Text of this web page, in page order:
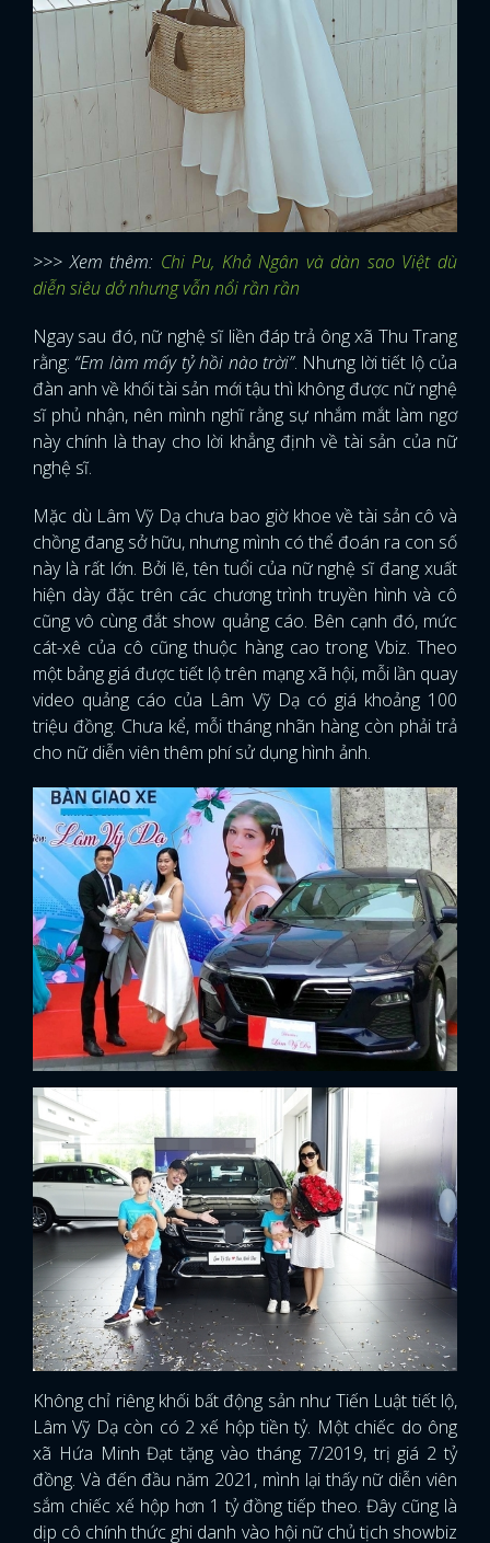
>>> Xem thêm: Chi Pu, Khả Ngân và dàn sao Việt dù
diễn siêu dở nhưng vẫn nổi rần rần
Ngay sau đó, nữ nghệ sĩ liền đáp trả ông xã Thu Trang
rằng: “Em làm mấy tỷ hồi nào trời”. Nhưng lời tiết lộ của
đàn anh về khối tài sản mới tậu thì không được nữ nghệ
sĩ phủ nhận, nên mình nghĩ rằng sự nhắm mắt làm ngơ
này chính là thay cho lời khẳng định về tài sản của nữ
nghệ sĩ.
Mặc dù Lâm Vỹ Dạ chưa bao giờ khoe về tài sản cô và
chồng đang sở hữu, nhưng mình có thể đoán ra con số
này là rất lớn. Bởi lẽ, tên tuổi của nữ nghệ sĩ đang xuất
hiện dày đặc trên các chương trình truyền hình và cô
cũng vô cùng đắt show quảng cáo. Bên cạnh đó, mức
cát-xê của cô cũng thuộc hàng cao trong Vbiz. Theo
một bảng giá được tiết lộ trên mạng xã hội, mỗi lần quay
video quảng cáo của Lâm Vỹ Dạ có giá khoảng 100
triệu đồng. Chưa kể, mỗi tháng nhãn hàng còn phải trả
cho nữ diễn viên thêm phí sử dụng hình ảnh.
Không chỉ riêng khối bất động sản như Tiến Luật tiết lộ,
Lâm Vỹ Dạ còn có 2 xế hộp tiền tỷ. Một chiếc do ông
xã Hứa Minh Đạt tặng vào tháng 7/2019, trị giá 2 tỷ
đồng. Và đến đầu năm 2021, mình lại thấy nữ diễn viên
sắm chiếc xế hộp hơn 1 tỷ đồng tiếp theo. Đây cũng là
dịp cô chính thức ghi danh vào hội nữ chủ tịch showbiz